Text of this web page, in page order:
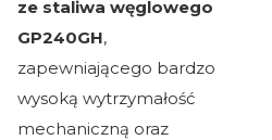
ze staliwa węglowego
GP240GH,
zapewniającego bardzo
wysoką wytrzymałość
mechaniczną oraz